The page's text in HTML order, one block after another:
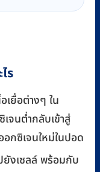
ร
เยื่อต่างๆ ใน
จนต่ำกลับเข้าสู่
อกซิเจนใหม่ในปอด
ยังเซลล์ พร้อมกับ